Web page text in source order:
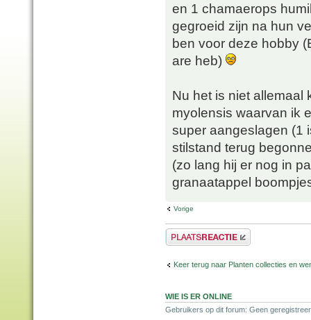
en 1 chamaerops
gegroeid zijn na hun
ben voor deze hobby
are heb)
Nu het is niet allemaal
myolensis waarvan ik
super aangeslagen (1
stilstand terug
(zo lang hij er nog in
granaatappel
Vorige
Plaats een reactie
Keer terug naar Planten collecties en
WIE IS ER ONLINE
Gebruikers op dit forum: Geen